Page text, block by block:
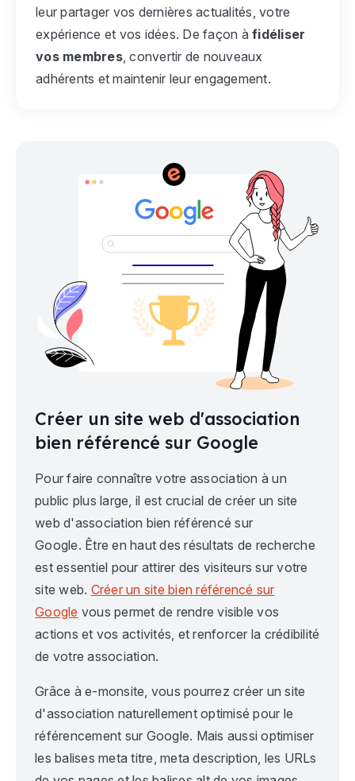
leur partager vos dernières actualités, votre
expérience et vos idées. De façon à fidéliser
vos membres, convertir de nouveaux
adhérents et maintenir leur engagement.
Créer un site web d'association
bien référencé sur Google
Pour faire connaître votre association à un
public plus large, il est crucial de créer un site
web d'association bien référencé sur
Google. Être en haut des résultats de recherche
est essentiel pour attirer des visiteurs sur votre
site web. Créer un site bien référencé sur
Google vous permet de rendre visible vos
actions et vos activités, et renforcer la crédibilité
de votre association.
Grâce à e-monsite, vous pourrez créer un site
d'association naturellement optimisé pour le
référencement sur Google. Mais aussi optimiser
les balises meta titre, meta description, les URLs